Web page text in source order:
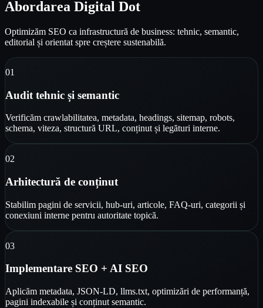
Abordarea Digital Dot
Optimizăm SEO ca infrastructură de business: tehnic, semantic,
editorial și orientat spre creștere sustenabilă.
01
Audit tehnic și semantic
Verificăm crawlabilitatea, metadata, headings, sitemap, robots,
schema, viteza, structură URL, conținut și legături interne.
02
Arhitectură de conținut
Stabilim pagini de servicii, hub-uri, articole, FAQ-uri, categorii și
conexiuni interne pentru autoritate topică.
03
Implementare SEO + AI SEO
Aplicăm metadata, JSON-LD, llms.txt, optimizări de performanță,
pagini indexabile și conținut semantic.